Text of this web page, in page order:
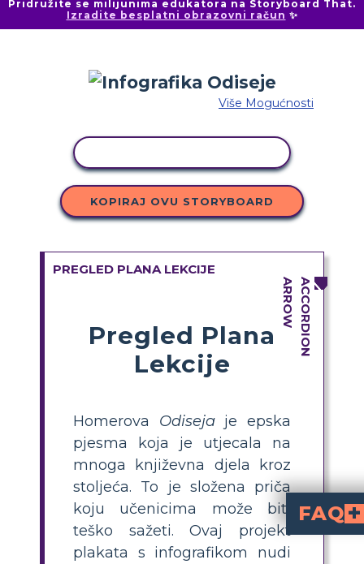
Pridružite se milijunima edukatora na Storyboard That.
Izradite besplatni obrazovni račun ✨
Više Mogućnosti
KOPIRAJ OVU STORYBOARD
PREGLED PLANA LEKCIJE
Pregled Plana
Lekcije
Homerova Odisejaje epska
pjesma koja je utjecala na
mnoga književna djela kroz
stoljeća. To je složena priča
koju učenicima može biti
teško sažeti. Ovaj projekt
plakata s infografikom nudi
FAQ